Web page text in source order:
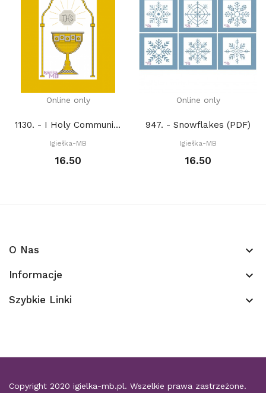
Online only
1130. - I Holy Communion (PDF)
Igiełka-MB
16.50
Online only
947. - Snowflakes (PDF)
Igiełka-MB
16.50
O Nas keyboard_arrow_down
Informacje keyboard_arrow_down
Szybkie Linki keyboard_arrow_down
Copyright 2020 igielka-mb.pl. Wszelkie prawa zastrzeżone.